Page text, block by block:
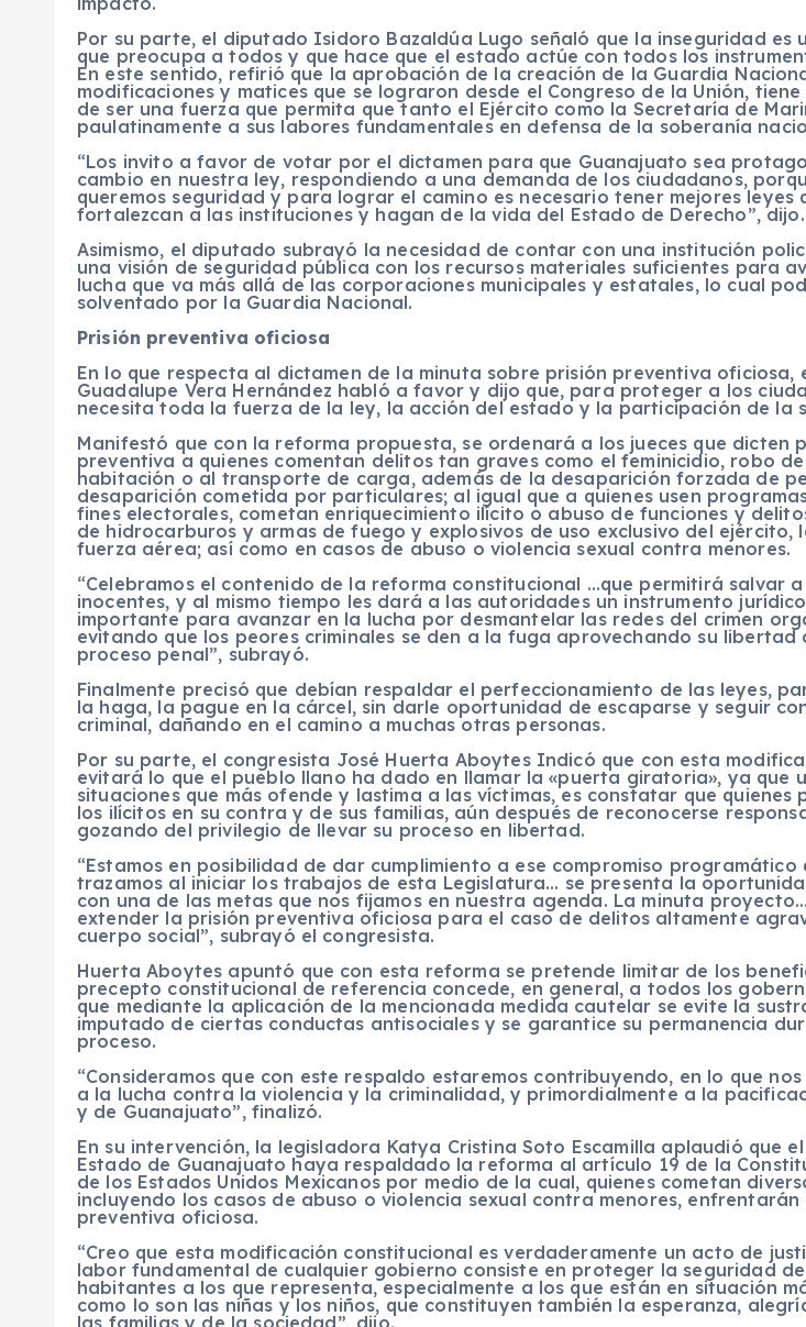
Por su parte, el diputado Isidoro Bazaldúa Lugo señaló que la inseguridad es
que preocupa a todos y que hace que el estado actúe con todos los
En este sentido, refirió que la aprobación de la creación de la Guardia
modificaciones y matices que se lograron desde el Congreso de la Unión,
de ser una fuerza que permita que tanto el Ejército como la Secretaría de
paulatinamente a sus labores fundamentales en defensa de la soberanía
“Los invito a favor de votar por el dictamen para que Guanajuato sea
cambio en nuestra ley, respondiendo a una demanda de los ciudadanos,
queremos seguridad y para lograr el camino es necesario tener mejores leyes
fortalezcan a las instituciones y hagan de la vida del Estado de Derecho”, dijo.
Asimismo, el diputado subrayó la necesidad de contar con una institución
una visión de seguridad pública con los recursos materiales suficientes para
lucha que va más allá de las corporaciones municipales y estatales, lo cual
solventado por la Guardia Nacional.
Prisión preventiva oficiosa
En lo que respecta al dictamen de la minuta sobre prisión preventiva oficiosa,
Guadalupe Vera Hernández habló a favor y dijo que, para proteger a los
necesita toda la fuerza de la ley, la acción del estado y la participación de la
Manifestó que con la reforma propuesta, se ordenará a los jueces que dicten
preventiva a quienes comentan delitos tan graves como el feminicidio, robo
habitación o al transporte de carga, además de la desaparición forzada de
desaparición cometida por particulares; al igual que a quienes usen
fines electorales, cometan enriquecimiento ilícito o abuso de funciones y
de hidrocarburos y armas de fuego y explosivos de uso exclusivo del ejército,
fuerza aérea; así como en casos de abuso o violencia sexual contra menores.
“Celebramos el contenido de la reforma constitucional …que permitirá salvar a
inocentes, y al mismo tiempo les dará a las autoridades un instrumento
importante para avanzar en la lucha por desmantelar las redes del crimen
evitando que los peores criminales se den a la fuga aprovechando su libertad
proceso penal”, subrayó.
Finalmente precisó que debían respaldar el perfeccionamiento de las leyes,
la haga, la pague en la cárcel, sin darle oportunidad de escaparse y seguir
criminal, dañando en el camino a muchas otras personas.
Por su parte, el congresista José Huerta Aboytes Indicó que con esta
evitará lo que el pueblo llano ha dado en llamar la «puerta giratoria», ya que
situaciones que más ofende y lastima a las víctimas, es constatar que quienes
los ilícitos en su contra y de sus familias, aún después de reconocerse
gozando del privilegio de llevar su proceso en libertad.
“Estamos en posibilidad de dar cumplimiento a ese compromiso programático
trazamos al iniciar los trabajos de esta Legislatura… se presenta la
con una de las metas que nos fijamos en nuestra agenda. La minuta
extender la prisión preventiva oficiosa para el caso de delitos altamente
cuerpo social”, subrayó el congresista.
Huerta Aboytes apuntó que con esta reforma se pretende limitar de los
precepto constitucional de referencia concede, en general, a todos los
que mediante la aplicación de la mencionada medida cautelar se evite la
imputado de ciertas conductas antisociales y se garantice su permanencia
proceso.
“Consideramos que con este respaldo estaremos contribuyendo, en lo que
a la lucha contra la violencia y la criminalidad, y primordialmente a la
y de Guanajuato”, finalizó.
En su intervención, la legisladora Katya Cristina Soto Escamilla aplaudió que
Estado de Guanajuato haya respaldado la reforma al artículo 19 de la
de los Estados Unidos Mexicanos por medio de la cual, quienes cometan
incluyendo los casos de abuso o violencia sexual contra menores, enfrentarán
preventiva oficiosa.
“Creo que esta modificación constitucional es verdaderamente un acto de
labor fundamental de cualquier gobierno consiste en proteger la seguridad
habitantes a los que representa, especialmente a los que están en situación
como lo son las niñas y los niños, que constituyen también la esperanza,